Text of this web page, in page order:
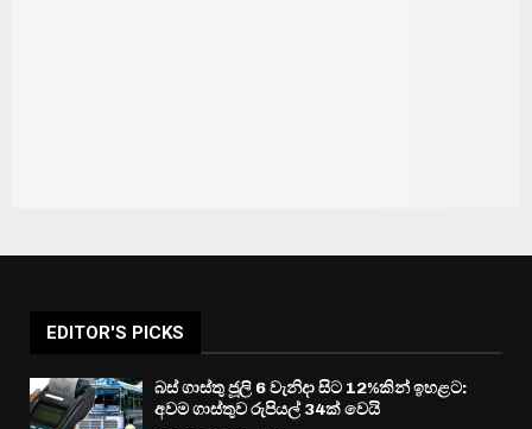
EDITOR'S PICKS
බස් ගාස්තු ජූලි 6 වැනිදා සිට 12%කින් ඉහළට:
අවම ගාස්තුව රුපියල් 34ක් වෙයි